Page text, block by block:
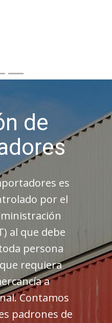
de
es
por el
al que debe
persona
requiera
a
Contamos
padrones de